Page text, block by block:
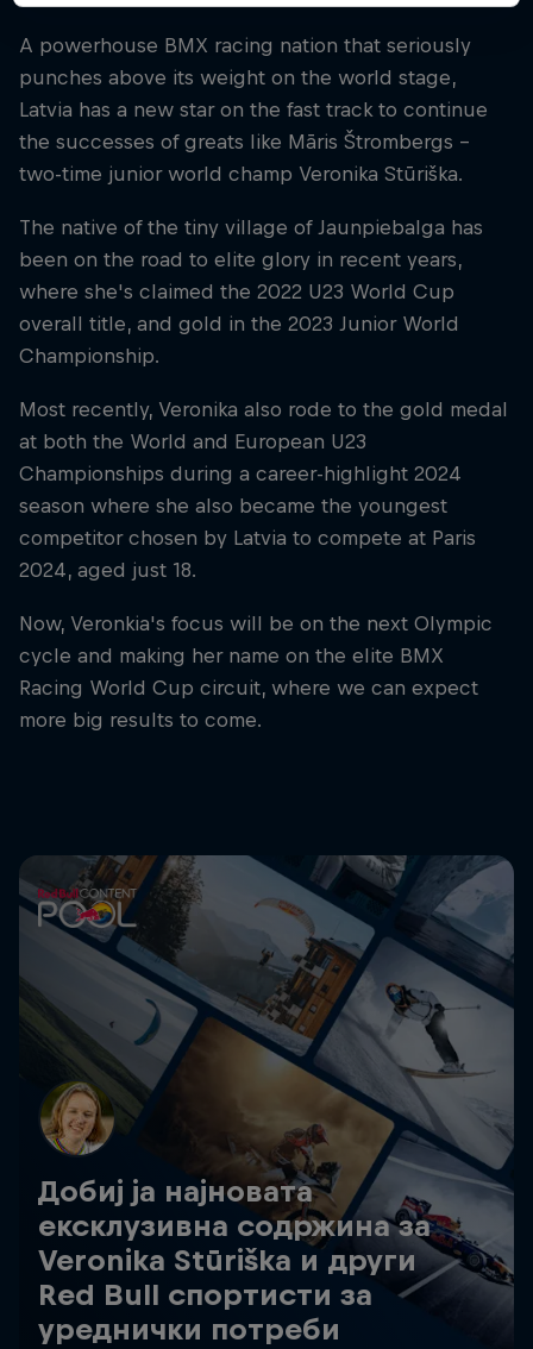
A powerhouse BMX racing nation that seriously
punches above its weight on the world stage,
Latvia has a new star on the fast track to continue
the successes of greats like Māris Štrombergs –
two-time junior world champ Veronika Stūriška.
The native of the tiny village of Jaunpiebalga has
been on the road to elite glory in recent years,
where she's claimed the 2022 U23 World Cup
overall title, and gold in the 2023 Junior World
Championship.
Most recently, Veronika also rode to the gold medal
at both the World and European U23
Championships during a career-highlight 2024
season where she also became the youngest
competitor chosen by Latvia to compete at Paris
2024, aged just 18.
Now, Veronkia's focus will be on the next Olympic
cycle and making her name on the elite BMX
Racing World Cup circuit, where we can expect
more big results to come.
Добиј ја најновата
ексклузивна содржина за
Veronika Stūriška и други
Red Bull спортисти за
уреднички потреби